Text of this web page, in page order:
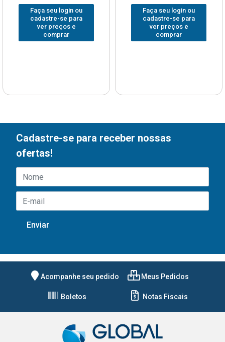
Faça seu login ou
cadastre-se para
ver preços e
comprar
Faça seu login ou
cadastre-se para
ver preços e
comprar
Cadastre-se para receber nossas
ofertas!
Acompanhe seu pedido Meus Pedidos
Boletos Notas Fiscais